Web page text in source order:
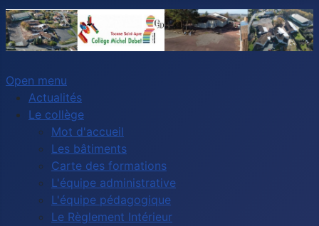
Open menu
Actualités
Le collège
Mot d'accueil
Les bâtiments
Carte des formations
L'équipe administrative
L'équipe pédagogique
Le Règlement Intérieur